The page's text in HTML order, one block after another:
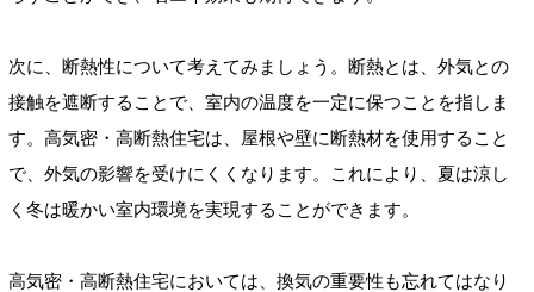
次に、断熱性について考えてみましょう。断熱とは、外気との
接触を遮断することで、室内の温度を一定に保つことを指しま
す。高気密・高断熱住宅は、屋根や壁に断熱材を使用すること
で、外気の影響を受けにくくなります。これにより、夏は涼し
く冬は暖かい室内環境を実現することができます。
高気密・高断熱住宅においては、換気の重要性も忘れてはなり